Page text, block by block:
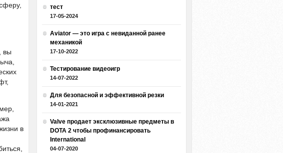
вы
в
тест
17-05-2024
Aviator — это игра с невиданной ранее
механикой
17-10-2022
Тестирование видеоигр
14-07-2022
Для безопасной и эффективной резки
14-01-2021
Valve продает эксклюзивные предметы в
DOTA 2 чтобы профинансировать
International
04-07-2020